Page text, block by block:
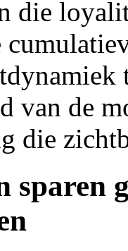
die
van de
die
sparen